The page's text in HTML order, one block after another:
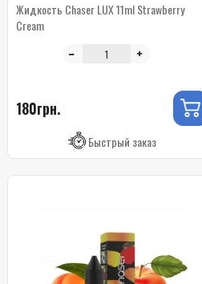
Жидкость Chaser LUX 11ml Strawberry
Cream
180грн.
Быстрый заказ